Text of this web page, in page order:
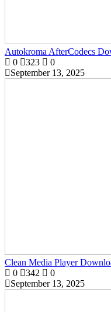
Autokroma AfterCodecs
0
323
0
September 13, 2025
Clean Media Player
0
342
0
September 13, 2025